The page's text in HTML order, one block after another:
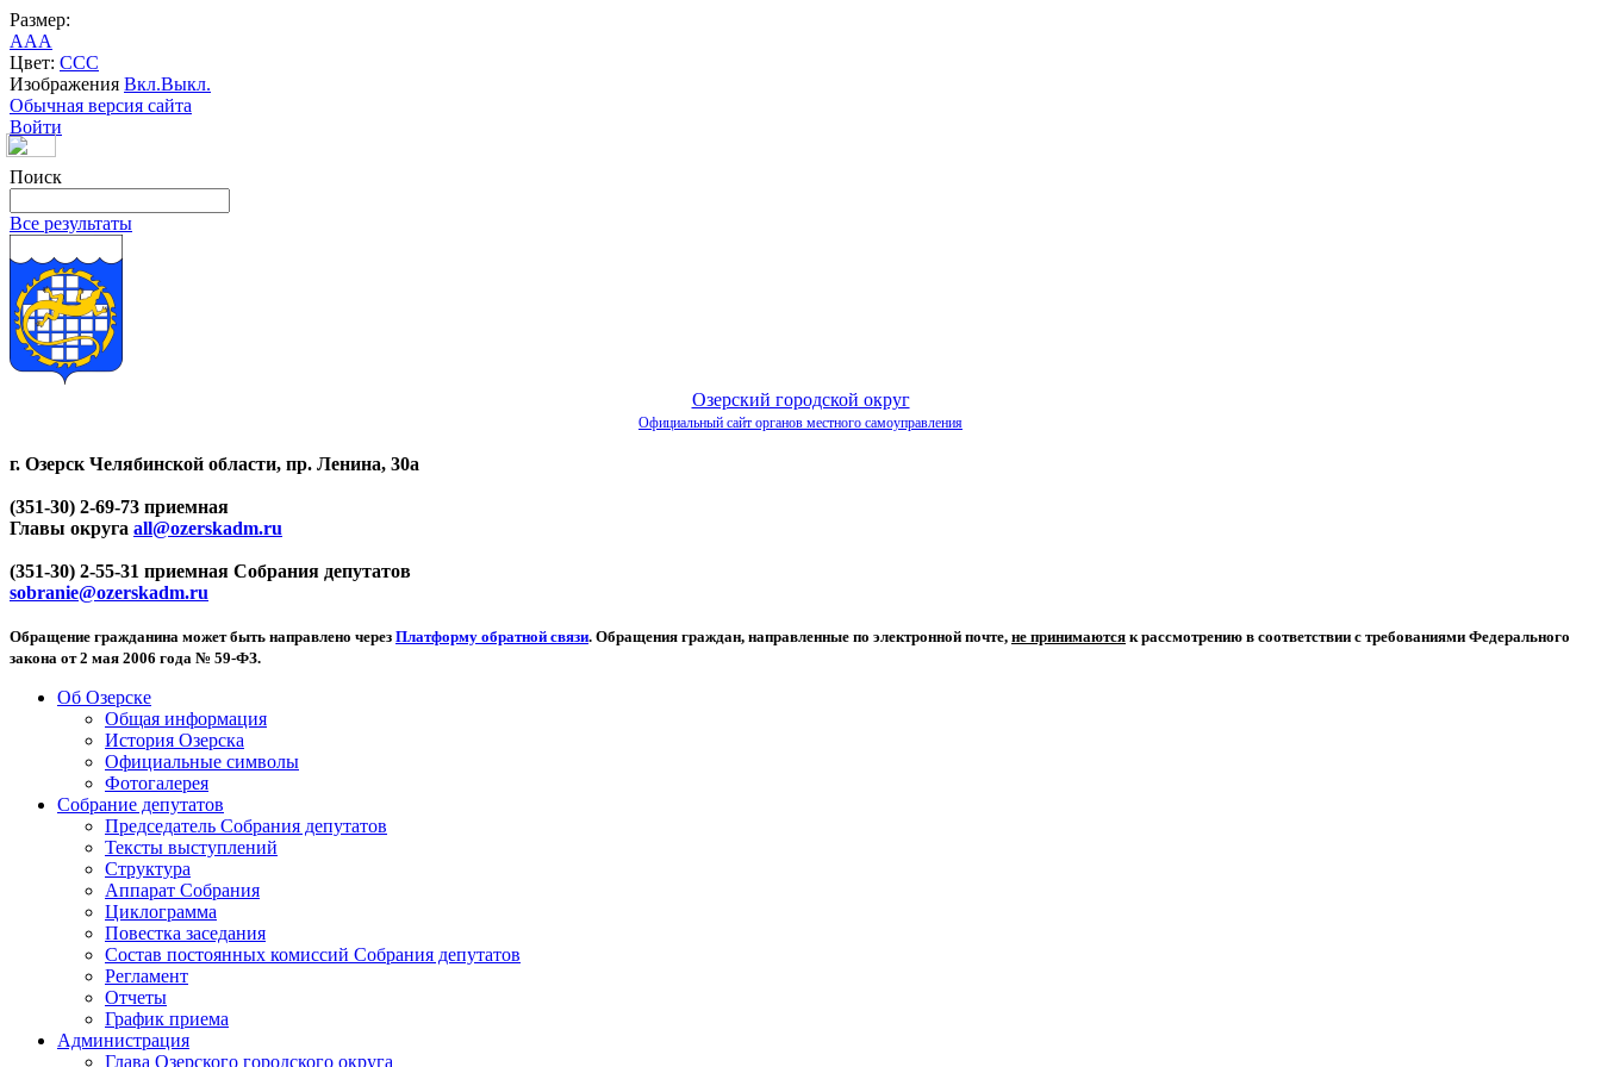
Размер:
AAA
Цвет: CCC
Изображения Вкл.Выкл.
Обычная версия сайта
Войти
Поиск
Все результаты
Озерский городской округ
Официальный сайт органов местного самоуправления
г. Озерск Челябинской области, пр. Ленина, 30а
(351-30) 2-69-73 приемная
Главы округа all@ozerskadm.ru
(351-30) 2-55-31 приемная Собрания депутатов
sobranie@ozerskadm.ru
Обращение гражданина может быть направлено через Платформу обратной связи. Обращения граждан, направленные по электронной почте, не принимаются к рассмотрению в соответствии с требованиями Федерального
закона от 2 мая 2006 года № 59-ФЗ.
Об Озерске
Общая информация
История Озерска
Официальные символы
Фотогалерея
Собрание депутатов
Председатель Собрания депутатов
Тексты выступлений
Структура
Аппарат Собрания
Циклограмма
Повестка заседания
Состав постоянных комиссий Собрания депутатов
Регламент
Отчеты
График приема
Администрация
Глава Озерского городского округа